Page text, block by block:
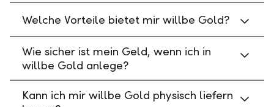
Welche Vorteile bietet mir willbe Gold?
Wie sicher ist mein Geld, wenn ich in
willbe Gold anlege?
Kann ich mir willbe Gold physisch liefern